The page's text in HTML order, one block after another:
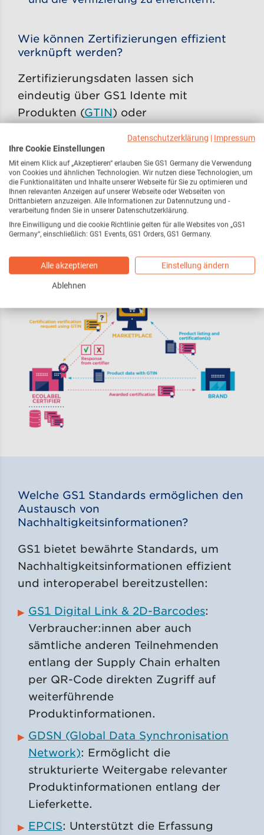
Wie können Zertifizierungen effizient
verknüpft werden?
Zertifizierungsdaten lassen sich
eindeutig über GS1 Idente mit
Produkten (GTIN) oder
verknüpfen. So können Informationen
nahtlos über Marktplätze, Handel und
Partner ausgetauscht werden –
zuverlässig und standardisiert.
Dies erleichtert die Verifizierung von
Nachhaltigkeitszertifikaten und deren
jeweiligen Produkt.
Welche GS1 Standards ermöglichen den
Austausch von
Nachhaltigkeitsinformationen?
GS1 bietet bewährte Standards, um
Nachhaltigkeitsinformationen effizient
und interoperabel bereitzustellen:
GS1 Digital Link & 2D-Barcodes:
Verbraucher:innen aber auch
sämtliche anderen Teilnehmenden
entlang der Supply Chain erhalten
per QR-Code direkten Zugriff auf
weiterführende
Produktinformationen.
GDSN (Global Data Synchronisation
Network): Ermöglicht die
strukturierte Weitergabe relevanter
Produktinformationen entlang der
Lieferkette.
EPCIS: Unterstützt die Erfassung
Datenschutzerklärung | Impressum
Ihre Cookie Einstellungen
Mit einem Klick auf „Akzeptieren“ erlauben Sie GS1 Germany die Verwendung
von Cookies und ähnlichen Technologien. Wir nutzen diese Technologien, um
die Funktionalitäten und Inhalte unserer Webseite für Sie zu optimieren und
Ihnen relevanten Anzeigen auf unserer Webseite oder Webseiten von
Drittanbietern anzuzeigen. Alle Informationen zur Datennutzung und -
verarbeitung finden Sie in unserer Datenschutzerklärung.
Ihre Einwilligung und die cookie Richtlinie gelten für alle Websites von „GS1
Germany“, einschließlich: GS1 Events, GS1 Orders, GS1 Germany.
Alle akzeptieren Einstellung ändern
Ablehnen